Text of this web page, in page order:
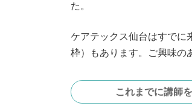
た。
ケアテックス仙台はすでに
枠）もあります。ご興味の
これまでに講師